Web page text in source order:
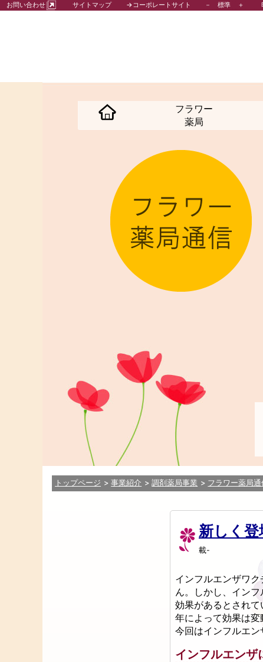
フラワー
薬局
－ 標準 ＋
お問い合わせ サイトマップ →コーポレートサイト
トップページ 事業紹介 調剤薬局事業 フラワー薬局通
新しく
載-
インフルエンザワ
ん。しかし、イン
効果があるとされ
年によって効果は変
今回はインフルエン
インフルエンザ